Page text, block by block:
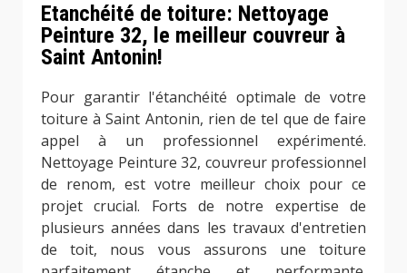
Etanchéité de toiture: Nettoyage
Peinture 32, le meilleur couvreur à
Saint Antonin!
Pour garantir l'étanchéité optimale de votre
toiture à Saint Antonin, rien de tel que de faire
appel à un professionnel expérimenté.
Nettoyage Peinture 32, couvreur professionnel
de renom, est votre meilleur choix pour ce
projet crucial. Forts de notre expertise de
plusieurs années dans les travaux d'entretien
de toit, nous vous assurons une toiture